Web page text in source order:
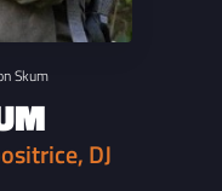
Skum
DJ